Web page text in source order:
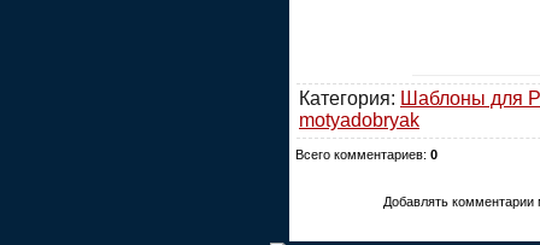
Категория: Шаблоны для
motyadobryak
Всего комментариев: 0
Добавлять комментарии